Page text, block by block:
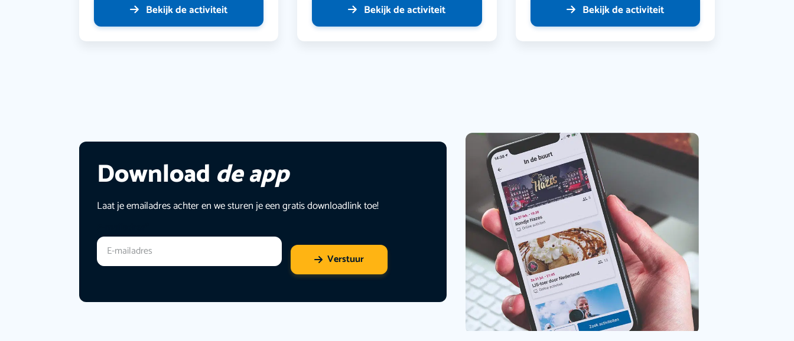
Bekijk de activiteit Bekijk de activiteit Bekijk de activiteit
Download de app
Laat je emailadres achter en we sturen je een gratis downloadlink toe!
Verstuur